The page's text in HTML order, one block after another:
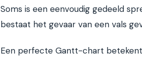
Soms is een eenvoudig gedeeld
bestaat het gevaar van een vals
Een perfecte Gantt-chart